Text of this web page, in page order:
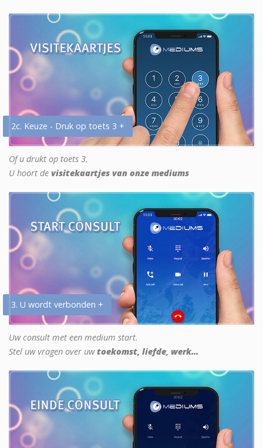
2c. Keuze - Druk op toets 3 +
Of u drukt op toets 3.
U hoort de visitekaartjes van onze mediums
3. U wordt verbonden +
Uw consult met een medium start.
Stel uw vragen over uwtoekomst, liefde, werk...